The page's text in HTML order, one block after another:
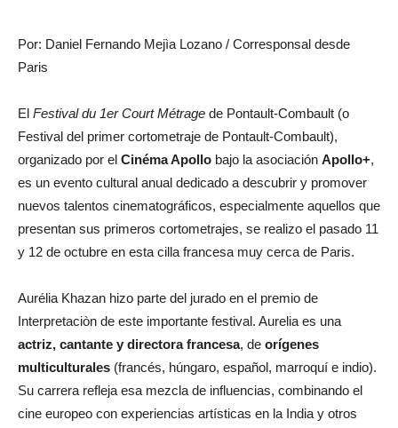
Por: Daniel Fernando Mejìa Lozano / Corresponsal desde
Paris
El Festival du 1er Court Métrage de Pontault-Combault (o
Festival del primer cortometraje de Pontault-Combault),
organizado por el Cinéma Apollo bajo la asociación Apollo+,
es un evento cultural anual dedicado a descubrir y promover
nuevos talentos cinematográficos, especialmente aquellos que
presentan sus primeros cortometrajes, se realizo el pasado 11
y 12 de octubre en esta cilla francesa muy cerca de Paris.
Aurélia Khazan hizo parte del jurado en el premio de
Interpretaciòn de este importante festival. Aurelia es una
actriz, cantante y directora francesa, de orígenes
multiculturales (francés, húngaro, español, marroquí e indio).
Su carrera refleja esa mezcla de influencias, combinando el
cine europeo con experiencias artísticas en la India y otros